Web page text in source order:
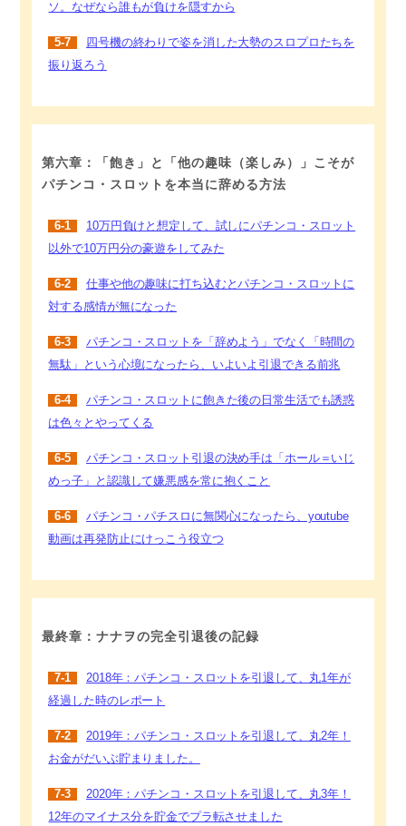
ソ。なぜなら誰もが負けを隠すから
5-7
四号機の終わりで姿を消した大勢のスロプロたちを
振り返ろう
第六章：「飽き」と「他の趣味（楽しみ）」こそが
パチンコ・スロットを本当に辞める方法
6-1
10万円負けと想定して、試しにパチンコ・スロット
以外で10万円分の豪遊をしてみた
6-2
仕事や他の趣味に打ち込むとパチンコ・スロットに
対する感情が無になった
6-3
パチンコ・スロットを「辞めよう」でなく「時間の
無駄」という心境になったら、いよいよ引退できる前兆
6-4
パチンコ・スロットに飽きた後の日常生活でも誘惑
は色々とやってくる
6-5
パチンコ・スロット引退の決め手は「ホール＝いじ
めっ子」と認識して嫌悪感を常に抱くこと
6-6
パチンコ・パチスロに無関心になったら、youtube
動画は再発防止にけっこう役立つ
最終章：ナナヲの完全引退後の記録
7-1
2018年：パチンコ・スロットを引退して、丸1年が
経過した時のレポート
7-2
2019年：パチンコ・スロットを引退して、丸2年！
お金がだいぶ貯まりました。
7-3
2020年：パチンコ・スロットを引退して、丸3年！
12年のマイナス分を貯金でプラ転させました